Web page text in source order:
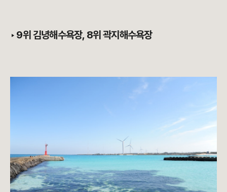
‣ 9위 김녕해수욕장, 8위 곽지해수욕장